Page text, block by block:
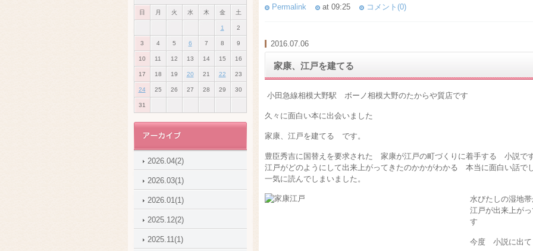
Permalink at 09:25 コメント(0)
2016.07.06
家康、江戸を建てる
小田急線相模大野駅 ボーノ相模大野のたからや質店です
久々に面白い本に出会いました
家康、江戸を建てる です。
豊臣秀吉に国替えを要求された 家康が江戸の町づくりに着手する 小説で
江戸がどのようにして出来上がってきたのかかがわかる 本当に面白い話で
一気に読んでしまいました。
水びたしの湿地
江戸が出来上が
す
今度 小説に出て
日 月 火 水 木 金 土
1 2
3 4 5 6 7 8 9
10 11 12 13 14 15 16
17 18 19 20 21 22 23
24 25 26 27 28 29 30
31
2026.04(2)
2026.03(1)
2026.01(1)
2025.12(2)
2025.11(1)